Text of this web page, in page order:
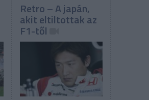
Retro – A japán,
akit eltiltottak az
F1-től